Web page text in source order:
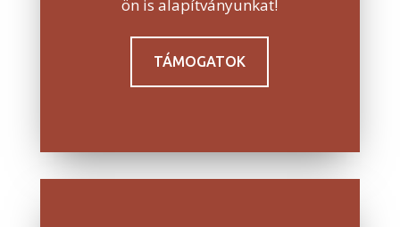
ön is alapítványunkat!
TÁMOGATOK